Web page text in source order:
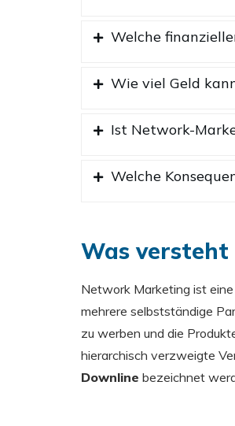
Welche
Wie viel Geld
Ist Network-
Welche
Was
Network Marketing ist eine
mehrere selbstständige
zu werben und die
hierarchisch verzweigte
Downline bezeichnet